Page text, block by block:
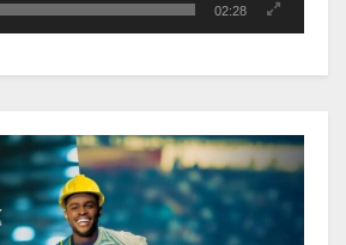
de FCFA, à fin juin 2026,
acteurs du secteur public pour
améliorer la performance des
projets
02:28